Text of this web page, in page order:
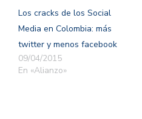
Los cracks de los Social
Media en Colombia: más
twitter y menos facebook
09/04/2015
En «Alianzo»